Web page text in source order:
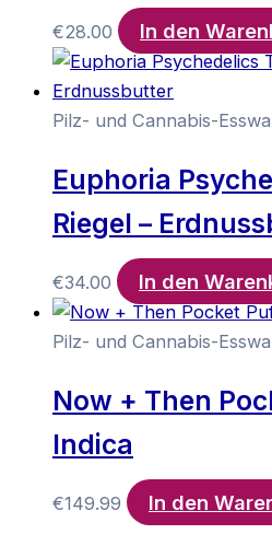
€28.00 In den
Pilz- und Cannabis-
Euphoria
Riegel –
€34.00 In den
Pilz- und Cannabis-
Now + Then
Indica
€149.99 In den